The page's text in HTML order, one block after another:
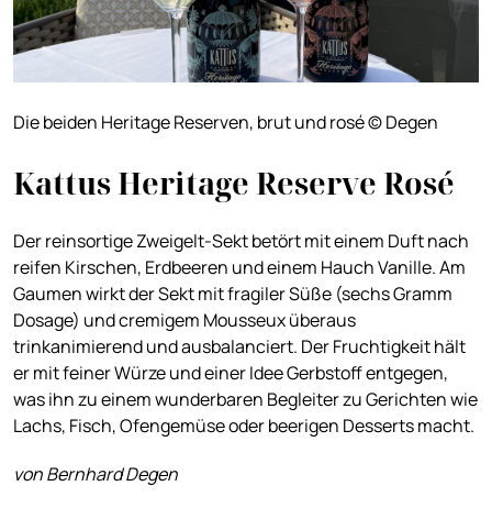
Die beiden Heritage Reserven, brut und rosé © Degen
Kattus Heritage Reserve Rosé
Der reinsortige Zweigelt-Sekt betört mit einem Duft nach
reifen Kirschen, Erdbeeren und einem Hauch Vanille. Am
Gaumen wirkt der Sekt mit fragiler Süße (sechs Gramm
Dosage) und cremigem Mousseux überaus
trinkanimierend und ausbalanciert. Der Fruchtigkeit hält
er mit feiner Würze und einer Idee Gerbstoff entgegen,
was ihn zu einem wunderbaren Begleiter zu Gerichten wie
Lachs, Fisch, Ofengemüse oder beerigen Desserts macht.
von Bernhard Degen